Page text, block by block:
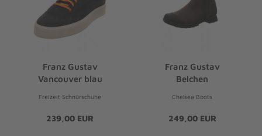
Franz Gustav
Vancouver blau
Freizeit Schnürschuhe
239,00 EUR
Franz Gustav
Belchen
Chelsea Boots
249,00 EUR